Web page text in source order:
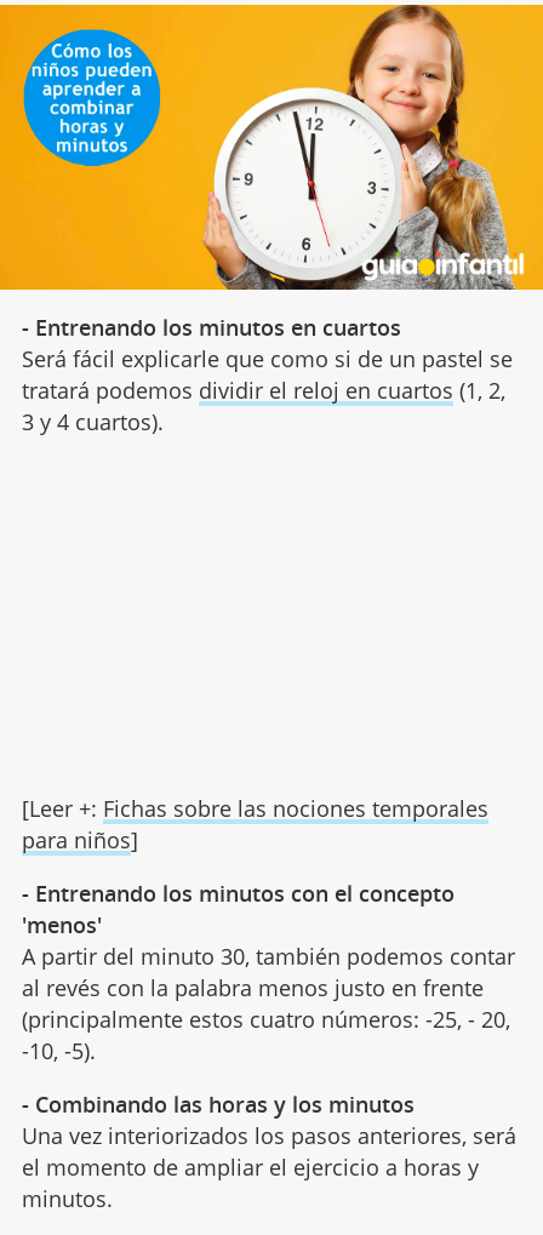
- Entrenando los minutos en cuartos
Será fácil explicarle que como si de un pastel se
tratará podemos dividir el reloj en cuartos (1, 2,
3 y 4 cuartos).
[Leer +: Fichas sobre las nociones temporales
para niños]
- Entrenando los minutos con el concepto
'menos'
A partir del minuto 30, también podemos contar
al revés con la palabra menos justo en frente
(principalmente estos cuatro números: -25, - 20,
-10, -5).
- Combinando las horas y los minutos
Una vez interiorizados los pasos anteriores, será
el momento de ampliar el ejercicio a horas y
minutos.